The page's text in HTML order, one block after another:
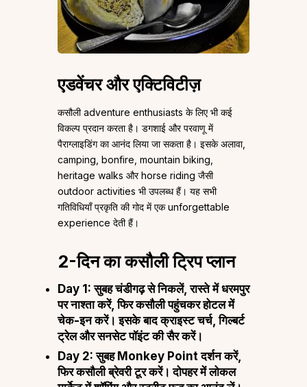
एडवेंचर और एक्टिविटीज़
कसौली adventure enthusiasts के लिए भी कई
विकल्प प्रदान करता है। डगशाई और परवाणू में
पैराग्लाइडिंग का आनंद लिया जा सकता है। इसके अलावा,
camping, bonfire, mountain biking,
heritage walks और horse riding जैसी
outdoor activities भी उपलब्ध हैं। यह सभी
गतिविधियाँ प्रकृति की गोद में एक unforgettable
experience देती हैं।
2-दिन का कसौली ट्रिप प्लान
Day 1: सुबह चंडीगढ़ से निकलें, रास्ते में धरमपुर
पर नाश्ता करें, फिर कसौली पहुंचकर होटल में
चेक-इन करें। इसके बाद क्राइस्ट चर्च, गिल्बर्ट
ट्रेल और सनसेट पॉइंट की सैर करें।
Day 2: सुबह Monkey Point दर्शन करें,
फिर कसौली ब्रेवरी टूर करें। दोपहर में लोकल